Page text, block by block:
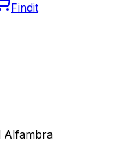
Findit
Alfambra